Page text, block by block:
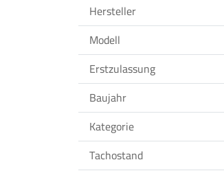
Hersteller
Modell
Erstzulassung
Baujahr
Kategorie
Tachostand